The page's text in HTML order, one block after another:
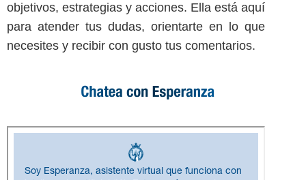
objetivos, estrategias y acciones. Ella está aquí
para atender tus dudas, orientarte en lo que
necesites y recibir con gusto tus comentarios.